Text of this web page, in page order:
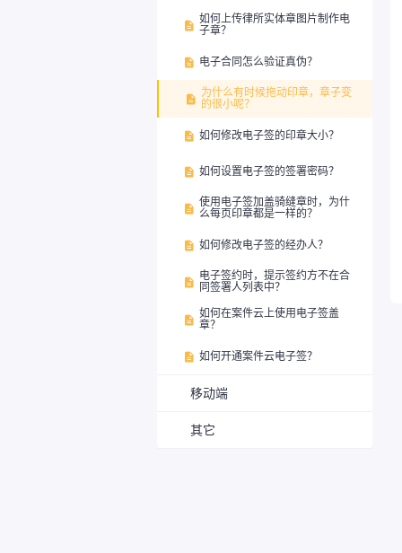
 如何上传律所实体章图片制作电
子章？
 电子合同怎么验证真伪？
 为什么有时候拖动印章，章子变
的很小呢？
 如何修改电子签的印章大小？
 如何设置电子签的签署密码？
 使用电子签加盖骑缝章时，为什
么每页印章都是一样的？
 如何修改电子签的经办人？
 电子签约时，提示签约方不在合
同签署人列表中？
 如何在案件云上使用电子签盖
章？
 如何开通案件云电子签？
移动端
其它